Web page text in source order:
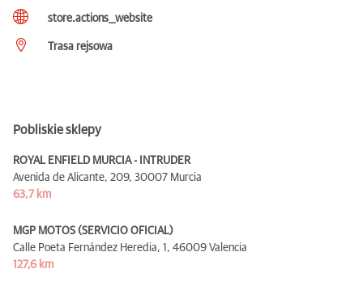
store.actions__website
Trasa rejsowa
Pobliskie sklepy
ROYAL ENFIELD MURCIA - INTRUDER
Avenida de Alicante, 209, 30007 Murcia
63,7 km
MGP MOTOS (SERVICIO OFICIAL)
Calle Poeta Fernández Heredia, 1, 46009 Valencia
127,6 km